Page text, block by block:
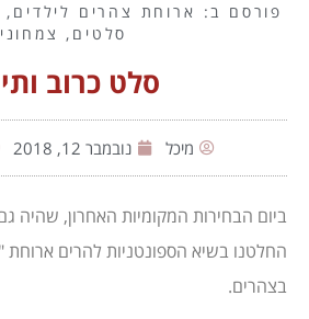
פורסם ב: ארוחת צהרים לילדים ,
סלטים , צמחוני
סלט כרוב
מיכל נובמבר 12, 2018
ביום הבחירות המקומיות האחרון, שהיה
החלטנו בשיא הספונטניות להרים
בצהרים.